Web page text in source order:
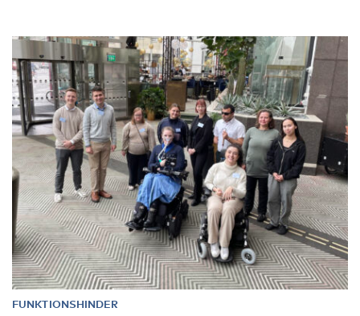
FUNKTIONSHINDER